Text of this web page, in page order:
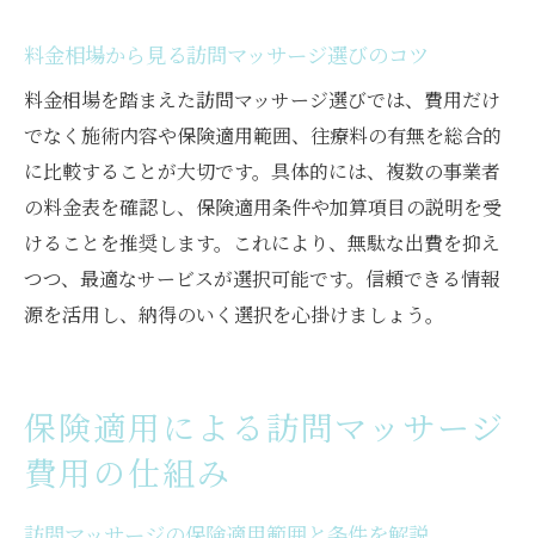
改定後の訪問マッサージ料金相場を検証
厚生労働省発表の訪問マッサージ料金改定
情報
訪問マッサージ利用時のトラブル回避法
訪問マッサージ利用時に多いトラブル事例
と対策
訪問マッサージ料金のトラブルを防ぐチェ
ックポイント
訪問マッサージ受診料金の明細確認で予防
できる問題
料金相場から見る訪問マッサージ選びのコツ
料金相場を踏まえた訪問マッサージ選びでは、費用だけ
でなく施術内容や保険適用範囲、往療料の有無を総合的
に比較することが大切です。具体的には、複数の事業者
の料金表を確認し、保険適用条件や加算項目の説明を受
けることを推奨します。これにより、無駄な出費を抑え
つつ、最適なサービスが選択可能です。信頼できる情報
源を活用し、納得のいく選択を心掛けましょう。
保険適用による訪問マッサージ
費用の仕組み